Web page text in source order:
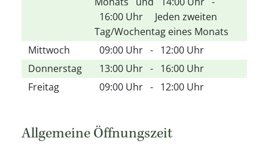
16:00 Uhr
Jeden zweiten
Tag/Wochentag eines Monats
Mittwoch
09:00 Uhr - 12:00 Uhr
Donnerstag
13:00 Uhr - 16:00 Uhr
Freitag
09:00 Uhr - 12:00 Uhr
Allgemeine Öffnungszeit